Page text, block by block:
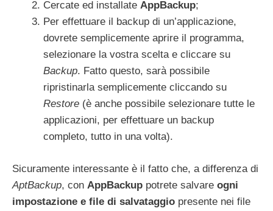
Cercate ed installate AppBackup;
Per effettuare il backup di un’applicazione,
dovrete semplicemente aprire il programma,
selezionare la vostra scelta e cliccare su
Backup. Fatto questo, sarà possibile
ripristinarla semplicemente cliccando su
Restore (è anche possibile selezionare tutte le
applicazioni, per effettuare un backup
completo, tutto in una volta).
Sicuramente interessante è il fatto che, a differenza di
AptBackup, con AppBackup potrete salvare ogni
impostazione e file di salvataggio presente nei file